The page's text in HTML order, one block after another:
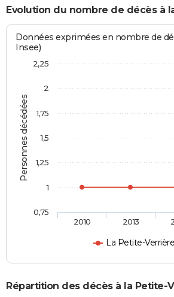
Evolution du nombre de décès à
Personnes décédées
Données exprimées en nombre de
Insee)
La Petite-Verrière
2010 2013
0,75
1
1,25
1,5
1,75
2
2,25
Répartition des décès à la Petite-